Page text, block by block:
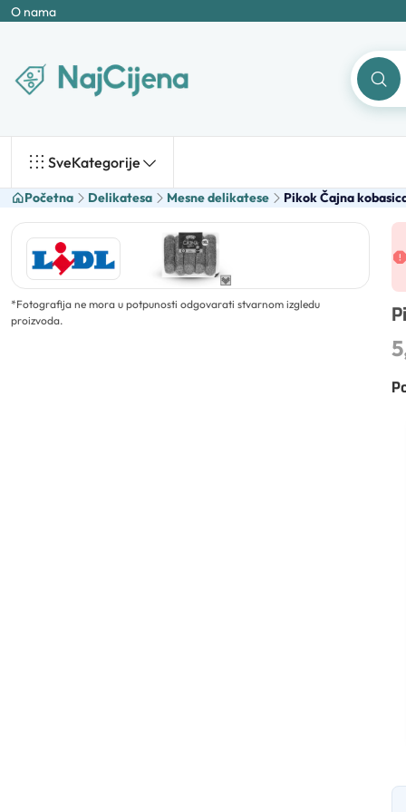
O nama
SveKategorije
Početna Delikatesa Mesne delikatese Pikok Čajna
*Fotografija ne mora u potpunosti odgovarati stvarnom izgledu
proizvoda.